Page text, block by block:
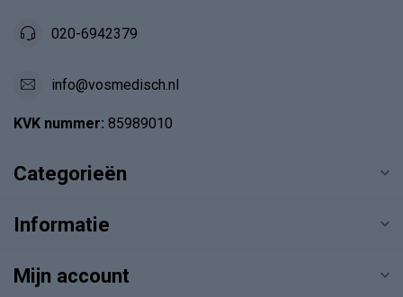
020-6942379
info@vosmedisch.nl
KVK nummer: 85989010
Categorieën
Informatie
Mijn account